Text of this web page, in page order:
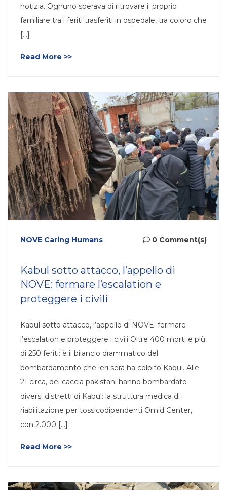
notizia. Ognuno sperava di ritrovare il proprio
familiare tra i feriti trasferiti in ospedale, tra coloro che
[...]
Read More >>
NOVE Caring Humans 0 Comment(s)
Kabul sotto attacco, l’appello di
NOVE: fermare l’escalation e
proteggere i civili
Kabul sotto attacco, l’appello di NOVE: fermare
l’escalation e proteggere i civili Oltre 400 morti e più
di 250 feriti: è il bilancio drammatico del
bombardamento che ieri sera ha colpito Kabul. Alle
21 circa, dei caccia pakistani hanno bombardato
diversi distretti di Kabul: la struttura medica di
riabilitazione per tossicodipendenti Omid Center,
con 2.000 [...]
Read More >>